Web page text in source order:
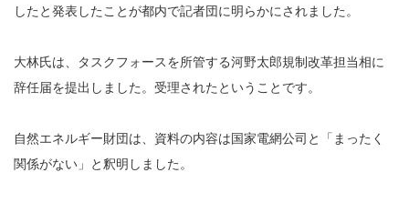
したと発表したことが都内で記者団に明らかにされました。
大林氏は、タスクフォースを所管する河野太郎規制改革担当相に
辞任届を提出しました。受理されたということです。
自然エネルギー財団は、資料の内容は国家電網公司と「まったく
関係がない」と釈明しました。